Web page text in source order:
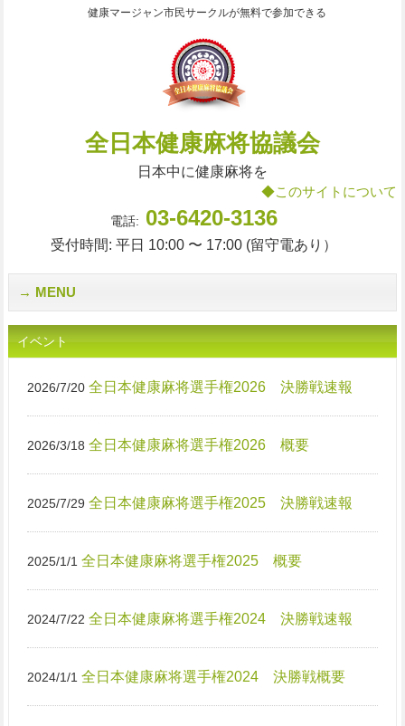
健康マージャン市民サークルが無料で参加できる
全日本健康麻将協議会
日本中に健康麻将を
◆このサイトについて
電話: 03-6420-3136
受付時間: 平日 10:00 〜 17:00 (留守電あり）
MENU
イベント
2026/7/20 全日本健康麻将選手権2026 決勝戦速報
2026/3/18 全日本健康麻将選手権2026 概要
2025/7/29 全日本健康麻将選手権2025 決勝戦速報
2025/1/1 全日本健康麻将選手権2025 概要
2024/7/22 全日本健康麻将選手権2024 決勝戦速報
2024/1/1 全日本健康麻将選手権2024 決勝戦概要